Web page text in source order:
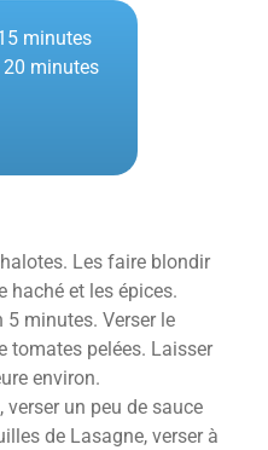
minutes
20 minutes
Les faire blondir
haché et les épices.
5 minutes. Verser le
tomates pelées. Laisser
environ.
un peu de sauce
de Lasagne, verser à